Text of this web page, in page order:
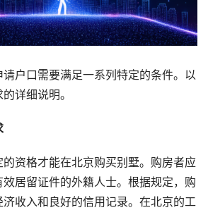
户口需要满足一系列特定的条件。以
详细说明。
资格才能在北京购买别墅。购房者应
居留证件的外籍人士。根据规定，购
收入和良好的信用记录。在北京的工